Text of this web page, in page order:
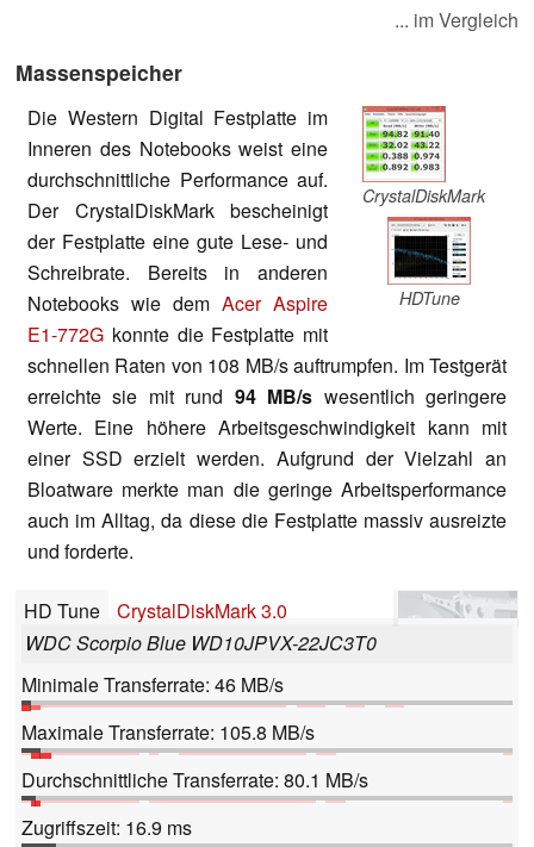
... im Vergleich
Massenspeicher
CrystalDiskMark
HDTune
Die Western Digital Festplatte im
Inneren des Notebooks weist eine
durchschnittliche Performance auf.
Der CrystalDiskMark bescheinigt
der Festplatte eine gute Lese- und
Schreibrate. Bereits in anderen
Notebooks wie dem Acer Aspire
E1-772G konnte die Festplatte mit
schnellen Raten von 108 MB/s auftrumpfen. Im Testgerät
erreichte sie mit rund 94 MB/s wesentlich geringere
Werte. Eine höhere Arbeitsgeschwindigkeit kann mit
einer SSD erzielt werden. Aufgrund der Vielzahl an
Bloatware merkte man die geringe Arbeitsperformance
auch im Alltag, da diese die Festplatte massiv ausreizte
und forderte.
HD Tune
CrystalDiskMark 3.0
WDC Scorpio Blue WD10JPVX-22JC3T0
Minimale Transferrate: 46 MB/s
Maximale Transferrate: 105.8 MB/s
Durchschnittliche Transferrate: 80.1 MB/s
Zugriffszeit: 16.9 ms